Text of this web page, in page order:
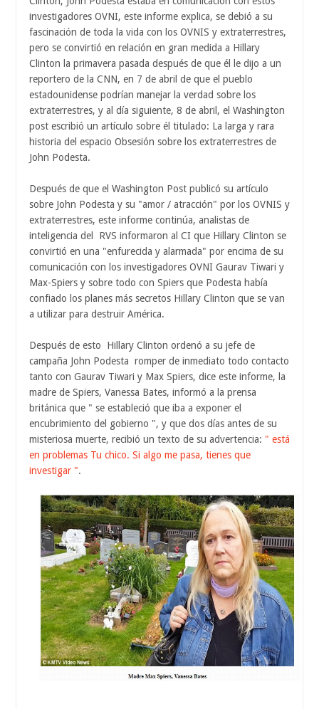
investigadores OVNI, este informe explica, se debió a su
fascinación de toda la vida con los OVNIS y extraterrestres,
pero se convirtió en relación en gran medida a Hillary
Clinton la primavera pasada después de que él le dijo a un
reportero de la CNN, en 7 de abril de que el pueblo
estadounidense podrían manejar la verdad sobre los
extraterrestres, y al día siguiente, 8 de abril, el Washington
post escribió un artículo sobre él titulado: La larga y rara
historia del espacio Obsesión sobre los extraterrestres de
John Podesta.
Después de que el Washington Post publicó su artículo
sobre John Podesta y su "amor / atracción" por los OVNIS y
extraterrestres, este informe continúa, analistas de
inteligencia del RVS informaron al CI que Hillary Clinton se
convirtió en una "enfurecida y alarmada" por encima de su
comunicación con los investigadores OVNI Gaurav Tiwari y
Max-Spiers y sobre todo con Spiers que Podesta había
confiado los planes más secretos Hillary Clinton que se van
a utilizar para destruir América.
Después de esto Hillary Clinton ordenó a su jefe de
campaña John Podesta romper de inmediato todo contacto
tanto con Gaurav Tiwari y Max Spiers, dice este informe, la
madre de Spiers, Vanessa Bates, informó a la prensa
británica que " se estableció que iba a exponer el
encubrimiento del gobierno ", y que dos días antes de su
misteriosa muerte, recibió un texto de su advertencia: " está
en problemas Tu chico. Si algo me pasa, tienes que
investigar ".